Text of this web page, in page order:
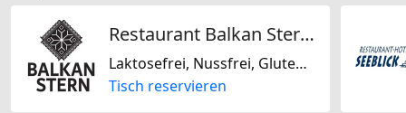
Restaurant Balkan Sternen
Laktosefrei, Nussfrei, Glutenfrei, International
Tisch reservieren